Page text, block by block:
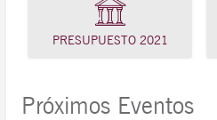
PRESUPUESTO 2021
Próximos Eventos